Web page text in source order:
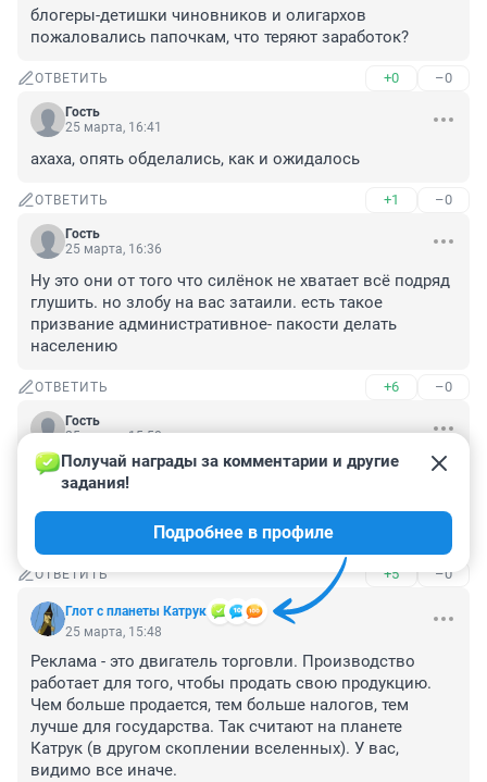
блогеры-детишки чиновников и олигархов
пожаловались папочкам, что теряют заработок?
ОТВЕТИТЬ +0 –0
Гость
25 марта, 16:41
ахаха, опять обделались, как и ожидалось
ОТВЕТИТЬ +1 –0
Гость
25 марта, 16:36
Ну это они от того что силёнок не хватает всё подряд
глушить. но злобу на вас затаили. есть такое
призвание административное- пакости делать
населению
ОТВЕТИТЬ +6 –0
Гость
25 марта, 15:50
Вообще ничего не понимаю: Куда делись
квадроберы? Надо их срочно вернуть в повестку дня.
Нам надо обязательно что-то запрещать, такой шорох
шел по стране и как-то разом все заткнулись ... :-)
ОТВЕТИТЬ +5 –0
Глот с планеты Катрук
Получай награды за комментарии и другие
задания!
Подробнее в профиле
25 марта, 15:48
Реклама - это двигатель торговли. Производство
работает для того, чтобы продать свою продукцию.
Чем больше продается, тем больше налогов, тем
лучше для государства. Так считают на планете
Катрук (в другом скоплении вселенных). У вас,
видимо все иначе.